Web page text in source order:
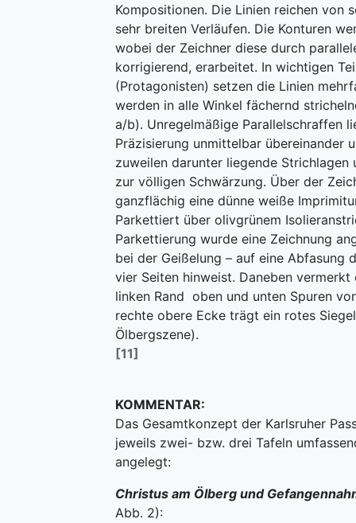
Kompositionen. Die Linien reichen von
sehr breiten Verläufen. Die Konturen
wobei der Zeichner diese durch
korrigierend, erarbeitet. In wichtigen
(Protagonisten) setzen die Linien
werden in alle Winkel fächernd
a/b). Unregelmäßige Parallelschraffen
Präzisierung unmittelbar übereinander
zuweilen darunter liegende Strichlagen
zur völligen Schwärzung. Über der
ganzflächig eine dünne weiße
Parkettiert über olivgrünem
Parkettierung wurde eine Zeichnung
bei der Geißelung – auf eine Abfasung
vier Seiten hinweist. Daneben vermerkt
linken Rand oben und unten Spuren
rechte obere Ecke trägt ein rotes
Ölbergszene).
[11]
KOMMENTAR:
Das Gesamtkonzept der Karlsruher
jeweils zwei- bzw. drei Tafeln
angelegt:
Christus am Ölberg und
Abb. 2):